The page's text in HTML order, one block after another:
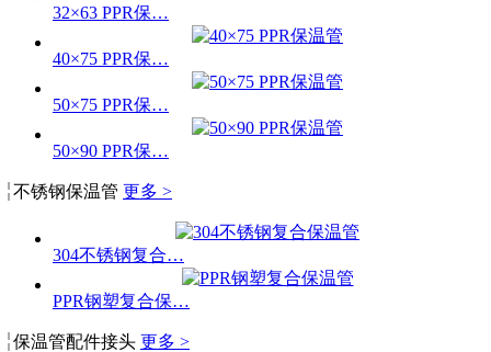
32×63 PPR保…
40×75 PPR保…
50×75 PPR保…
50×90 PPR保…
不锈钢保温管 更多 >
304不锈钢复合…
PPR钢塑复合保…
保温管配件接头 更多 >